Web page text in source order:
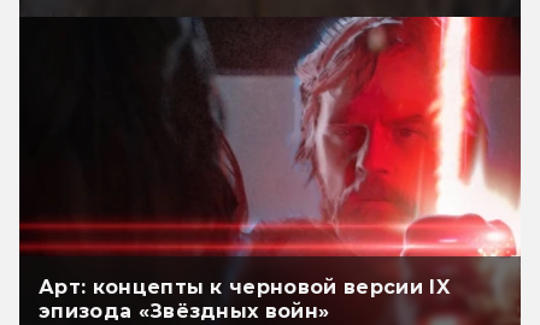
Арт: концепты к черновой версии IX
эпизода «Звёздных войн»